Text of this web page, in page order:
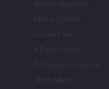
Nonne Magazine
Milano Cortina
Luxury Club
Il Calcio Online
Professione mamma
World Music